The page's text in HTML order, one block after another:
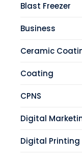
Blast Freezer
Business
Ceramic
Coating
CPNS
Digital
Digital Printing